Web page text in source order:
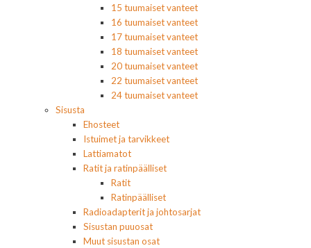
15 tuumaiset vanteet
16 tuumaiset vanteet
17 tuumaiset vanteet
18 tuumaiset vanteet
20 tuumaiset vanteet
22 tuumaiset vanteet
24 tuumaiset vanteet
Sisusta
Ehosteet
Istuimet ja tarvikkeet
Lattiamatot
Ratit ja ratinpäälliset
Ratit
Ratinpäälliset
Radioadapterit ja johtosarjat
Sisustan puuosat
Muut sisustan osat